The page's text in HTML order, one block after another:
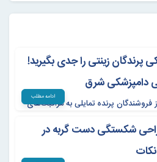
پرندگان زینتی را جدی بگیرید!
دامپزشکی شرق
فروشندگان پرنده تمایلی به مراقبت‌های
مختلف این اعتقاد نا به جا را کنار
تخصصی دامپزشکی شرق مراجعه نمایید.
ادامه مطلب
شکستگی دست گربه در